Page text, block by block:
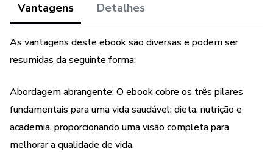
Quanto à parte da academia, o ebook oferece rotinas de
condicionamento físico, focando em exercícios de
resistência, força e flexibilidade. Essas rotinas são
lesões e como aprimorar o rendimento nos treinos,
garantindo uma abordagem segura e eficiente.
Em resumo, o ebook é uma ferramenta completa e
Vantagens Detalhes
As vantagens deste ebook são diversas e podem ser
resumidas da seguinte forma:
Abordagem abrangente: O ebook cobre os três pilares
fundamentais para uma vida saudável: dieta, nutrição e
academia, proporcionando uma visão completa para
melhorar a qualidade de vida.